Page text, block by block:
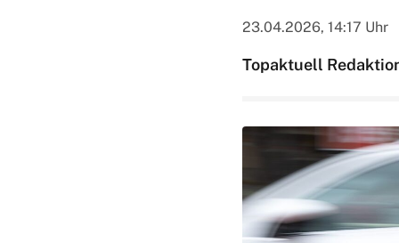
23.04.2026, 14:17 Uhr
Topaktuell